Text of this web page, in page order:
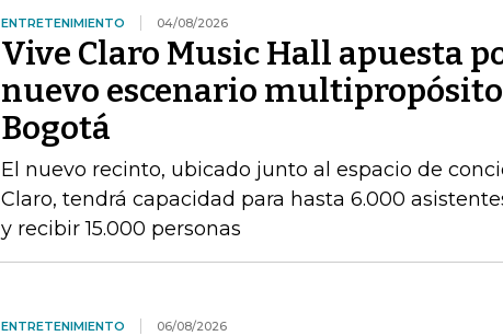
ENTRETENIMIENTO 04/08/2026
Vive Claro Music Hall apuesta
nuevo escenario
Bogotá
El nuevo recinto, ubicado junto al espacio de
Claro, tendrá capacidad para hasta 6.000
y recibir 15.000 personas
ENTRETENIMIENTO 06/08/2026